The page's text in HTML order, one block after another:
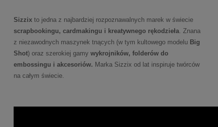
Sizzix to jedna z najbardziej rozpoznawalnych marek w świecie
scrapbookingu, cardmakingu i kreatywnego rękodzieła . Znana
z niezawodnych maszynek tnących (w tym kultowego modelu Big
Shot) oraz szerokiej gamy wykrojników, folderów do
embossingu i akcesoriów. Marka Sizzix od lat inspiruje twórców
na całym świecie.